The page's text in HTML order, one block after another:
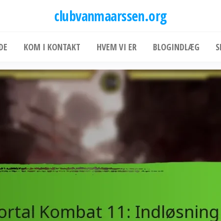
clubvanmaarssen.org
KOM I KONTAKT HVEM VI ER BLOGINDLÆG